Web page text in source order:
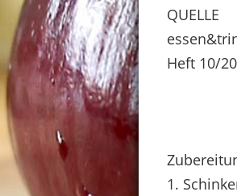
QUELLE
Heft 10/
1.